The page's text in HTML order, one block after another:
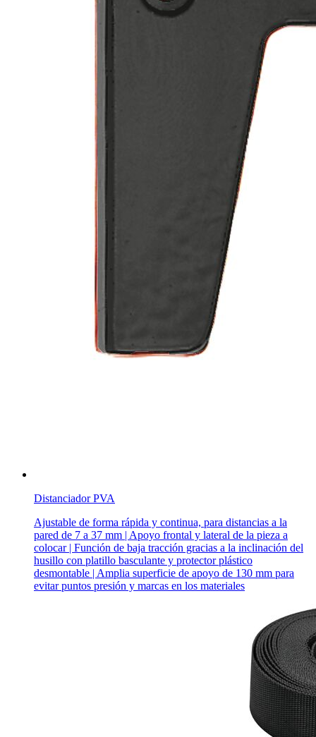
Distanciador PVA
Ajustable de forma rápida y continua, para distancias a la
pared de 7 a 37 mm | Apoyo frontal y lateral de la pieza a
colocar | Función de baja tracción gracias a la inclinación del
husillo con platillo basculante y protector plástico
desmontable | Amplia superficie de apoyo de 130 mm para
evitar puntos presión y marcas en los materiales